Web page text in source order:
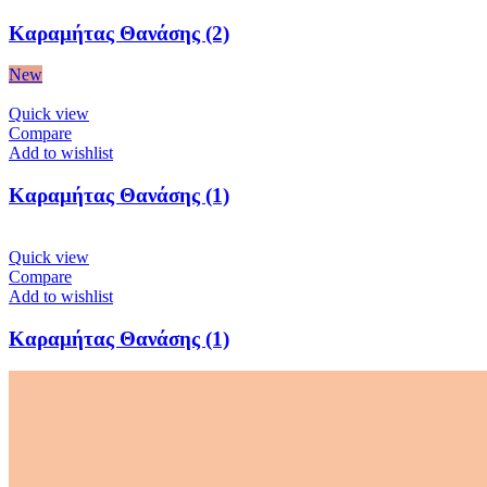
Καραμήτας Θανάσης (2)
New
Quick view
Compare
Add to wishlist
Καραμήτας Θανάσης (1)
Quick view
Compare
Add to wishlist
Καραμήτας Θανάσης (1)